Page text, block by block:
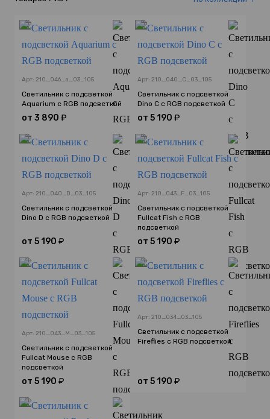
Арт: 210_046_a_03_105
Светильник с подсветкой
Aquarium с RGB подсветкой
от 3 890 ₽
Арт: 210_040_C_03_105
Светильник с подсветкой
Dino C с RGB подсветкой
от 5 190 ₽
Арт: 210_040_D_03_105
Светильник с подсветкой
Dino D с RGB подсветкой
от 5 190 ₽
Арт: 210_043_F_03_105
Светильник с подсветкой
Fullcat Fish с RGB
подсветкой
от 5 190 ₽
Арт: 210_043_M_03_105
Светильник с подсветкой
Fullcat Mouse с RGB
подсветкой
от 5 190 ₽
Арт: 210_034_03_105
Светильник с подсветкой
Fireflies с RGB подсветкой
от 5 190 ₽